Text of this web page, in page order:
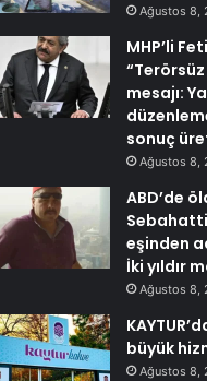
Ağustos 8,
MHP’li
mesajı:
sonuç
Ağustos 8,
ABD’de
eşinden
İki yıldır
Ağustos 8,
büyük
Ağustos 8,